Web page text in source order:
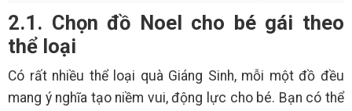
2.1. Chọn đồ Noel cho bé gái theo
thể loại
Có rất nhiều thể loại quà Giáng Sinh, mỗi một đồ đều
mang ý nghĩa tạo niềm vui, động lực cho bé. Bạn có thể